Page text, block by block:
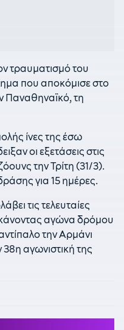
τραυματισμό του
που αποκόμισε στο
Παναθηναϊκό, τη
ίνες της έσω
οι εξετάσεις στις
την Τρίτη (31/3).
για 15 ημέρες.
τις τελευταίες
αγώνα δρόμου
την Αρμάνι
38η αγωνιστική της